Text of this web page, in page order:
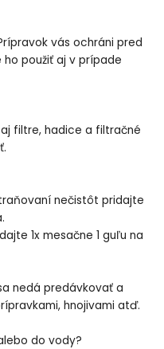
vás ochráni pred
ho použiť aj v prípade
filtre, hadice a filtračné
nečistôt pridajte
1x mesačne 1 guľu na
nedá predávkovať a
hnojivami atď.
do vody?